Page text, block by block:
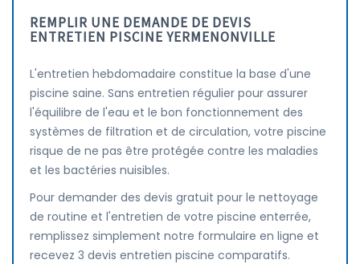
REMPLIR UNE DEMANDE DE DEVIS
ENTRETIEN PISCINE YERMENONVILLE
L'entretien hebdomadaire constitue la base d'une
piscine saine. Sans entretien régulier pour assurer
l'équilibre de l'eau et le bon fonctionnement des
systèmes de filtration et de circulation, votre piscine
risque de ne pas être protégée contre les maladies
et les bactéries nuisibles.
Pour demander des devis gratuit pour le nettoyage
de routine et l'entretien de votre piscine enterrée,
remplissez simplement notre formulaire en ligne et
recevez 3 devis entretien piscine comparatifs.